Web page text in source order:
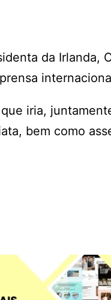
da Irlanda,
iria,
bem como